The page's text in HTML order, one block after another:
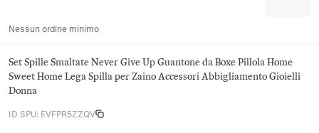
Nessun ordine minimo
Set Spille Smaltate Never Give Up Guantone da Boxe Pillola Home
Sweet Home Lega Spilla per Zaino Accessori Abbigliamento Gioielli
Donna
ID SPU: EVFPR5ZZQV